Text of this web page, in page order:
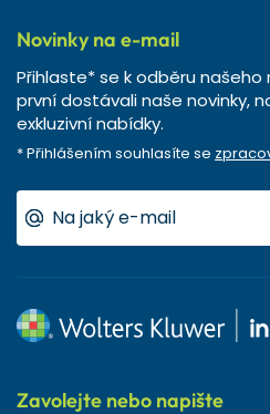
Novinky na e-mail
Přihlaste* se k odběru
první dostávali naše novinky,
exkluzivní nabídky.
* Přihlášením souhlasíte se
Zavolejte nebo napište